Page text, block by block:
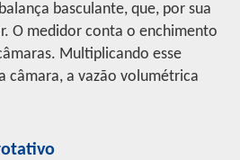
basculante, que, por sua
O medidor conta o enchimento
Multiplicando esse
câmara, a vazão volumétrica